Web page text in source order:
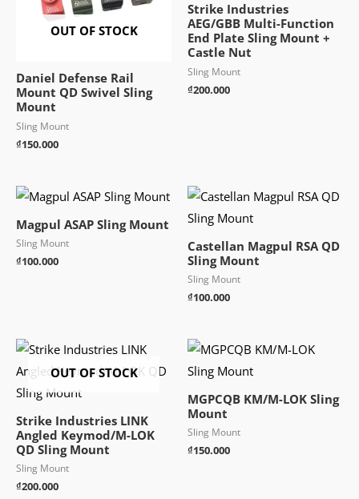
OUT OF STOCK
Daniel Defense Rail
Mount QD Swivel Sling
Mount
Sling Mount
₫150.000
Strike Industries
AEG/GBB Multi-Function
End Plate Sling Mount +
Castle Nut
Sling Mount
₫200.000
Magpul ASAP Sling Mount
Sling Mount
₫100.000
Castellan Magpul RSA QD
Sling Mount
Sling Mount
₫100.000
OUT OF STOCK
Strike Industries LINK
Angled Keymod/M-LOK
QD Sling Mount
Sling Mount
₫200.000
MGPCQB KM/M-LOK Sling
Mount
Sling Mount
₫150.000